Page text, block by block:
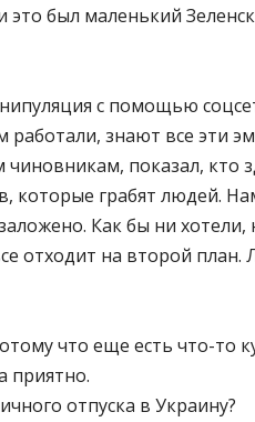
был маленький
с помощью
знают все эти
показал,
грабят людей.
Как бы ни
отходит на второй
что еще есть что-то
приятно.
отпуска в Украину?